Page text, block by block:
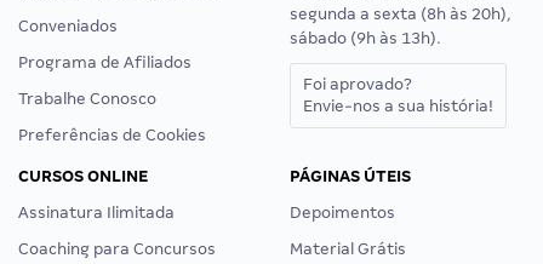
Conveniados
Programa de Afiliados
Trabalhe Conosco
Preferências de Cookies
segunda a sexta (8h às 20h),
sábado (9h às 13h).
Foi aprovado?
Envie-nos a sua história!
CURSOS ONLINE
Assinatura Ilimitada
Coaching para Concursos
PÁGINAS ÚTEIS
Depoimentos
Material Grátis